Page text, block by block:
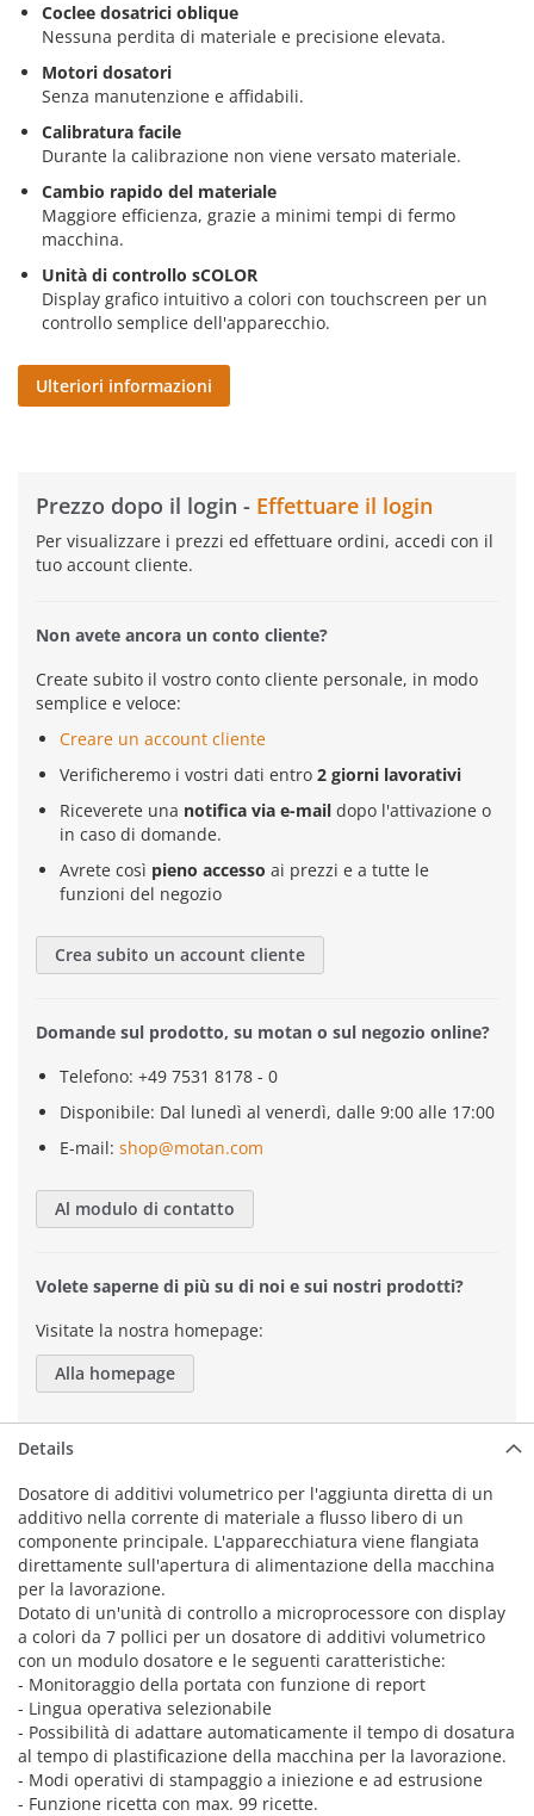
Coclee dosatrici oblique
Nessuna perdita di materiale e precisione elevata.
Motori dosatori
Senza manutenzione e affidabili.
Calibratura facile
Durante la calibrazione non viene versato materiale.
Cambio rapido del materiale
Maggiore efficienza, grazie a minimi tempi di fermo
macchina.
Unità di controllo sCOLOR
Display grafico intuitivo a colori con touchscreen per un
controllo semplice dell'apparecchio.
Ulteriori informazioni
Prezzo dopo il login - Effettuare il login
Per visualizzare i prezzi ed effettuare ordini, accedi con il
tuo account cliente.
Non avete ancora un conto cliente?
Create subito il vostro conto cliente personale, in modo
semplice e veloce:
Creare un account cliente
Verificheremo i vostri dati entro 2 giorni lavorativi
Riceverete una notifica via e-mail dopo l'attivazione o
in caso di domande.
Avrete così pieno accesso ai prezzi e a tutte le
funzioni del negozio
Crea subito un account cliente
Domande sul prodotto, su motan o sul negozio online?
Telefono: +49 7531 8178 - 0
Disponibile: Dal lunedì al venerdì, dalle 9:00 alle 17:00
E-mail: shop@motan.com
Al modulo di contatto
Volete saperne di più su di noi e sui nostri prodotti?
Visitate la nostra homepage:
Alla homepage
Details
Dosatore di additivi volumetrico per l'aggiunta diretta di un
additivo nella corrente di materiale a flusso libero di un
componente principale. L'apparecchiatura viene flangiata
direttamente sull'apertura di alimentazione della macchina
per la lavorazione.
Dotato di un'unità di controllo a microprocessore con display
a colori da 7 pollici per un dosatore di additivi volumetrico
con un modulo dosatore e le seguenti caratteristiche:
- Monitoraggio della portata con funzione di report
- Lingua operativa selezionabile
- Possibilità di adattare automaticamente il tempo di dosatura
al tempo di plastificazione della macchina per la lavorazione.
- Modi operativi di stampaggio a iniezione e ad estrusione
- Funzione ricetta con max. 99 ricette.